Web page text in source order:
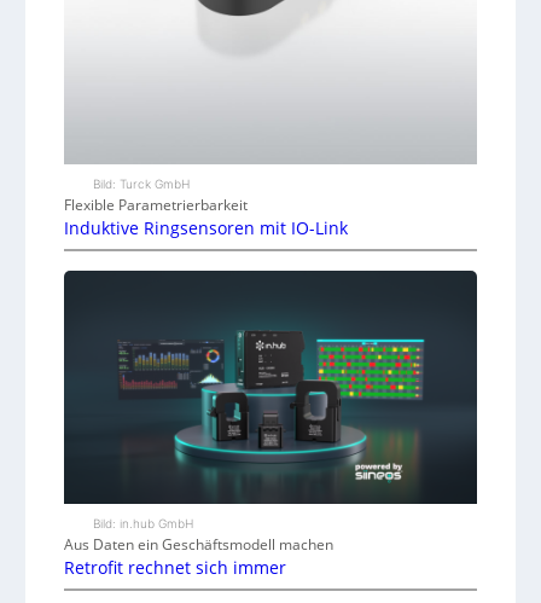
Bild: Turck GmbH
Flexible Parametrierbarkeit
Induktive Ringsensoren mit IO-Link
Bild: in.hub GmbH
Aus Daten ein Geschäftsmodell machen
Retrofit rechnet sich immer